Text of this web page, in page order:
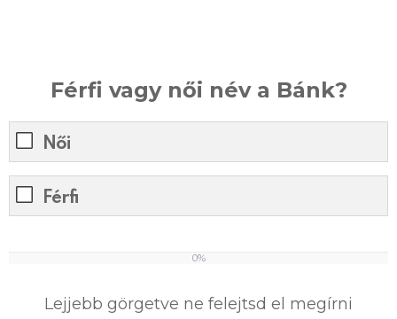
Férfi vagy női név a Bánk?
Női
Férfi
0%
Lejjebb görgetve ne felejtsd el megírni